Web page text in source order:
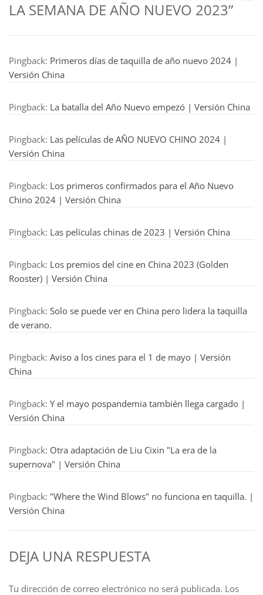
LA SEMANA DE AÑO NUEVO 2023”
Pingback: Primeros días de taquilla de año nuevo 2024 |
Versión China
Pingback: La batalla del Año Nuevo empezó | Versión China
Pingback: Las películas de AÑO NUEVO CHINO 2024 |
Versión China
Pingback: Los primeros confirmados para el Año Nuevo
Chino 2024 | Versión China
Pingback: Las películas chinas de 2023 | Versión China
Pingback: Los premios del cine en China 2023 (Golden
Rooster) | Versión China
Pingback: Solo se puede ver en China pero lidera la taquilla
de verano.
Pingback: Aviso a los cines para el 1 de mayo | Versión
China
Pingback: Y el mayo pospandemia también llega cargado |
Versión China
Pingback: Otra adaptación de Liu Cixin "La era de la
supernova" | Versión China
Pingback: "Where the Wind Blows" no funciona en taquilla. |
Versión China
DEJA UNA RESPUESTA
Tu dirección de correo electrónico no será publicada. Los